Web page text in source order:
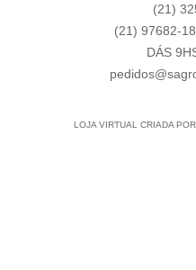
(21)
(21) 97682-
DÁS
LOJA VIRTUAL CRIADA POR